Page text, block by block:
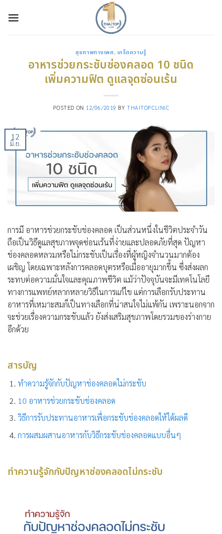
สุขภาพทางเพศ, เกร็ดความรู้
อาหารช่วยกระชับช่องคลอด 10 ชนิด
เพิ่มความฟิต ดูแลจุดซ่อนเร้น
POSTED ON 12/06/2019 BYTHAITOPCLINIC
12
มิ.ย.
การมี อาหารช่วยกระชับช่องคลอด เป็นส่วนหนึ่งในชีวิตประจำวัน
ถือเป็นวิธีดูแลสุขภาพจุดซ่อนเร้นที่ง่ายและปลอดภัยที่สุด ปัญหา
ช่องคลอดหลวมหรือไม่กระชับเป็นเรื่องที่ผู้หญิงจำนวนมากต้อง
เผชิญ โดยเฉพาะหลังการคลอดบุตรหรือเมื่ออายุมากขึ้น ซึ่งส่งผลก
ระทบต่อความมั่นใจและคุณภาพชีวิต แม้ว่าปัจจุบันจะมีเทคโนโลยี
ทางการแพทย์หลากหลายวิธีในการแก้ไข แต่การเลือกรับประทาน
อาหารที่เหมาะสมก็เป็นทางเลือกที่น่าสนใจไม่แพ้กัน เพราะนอกจาก
จะช่วยเรื่องความกระชับแล้ว ยังส่งเสริมสุขภาพโดยรวมของร่างกาย
อีกด้วย
สารบัญ
ทำความรู้จักกับปัญหาช่องคลอดไม่กระชับ
10 อาหารช่วยกระชับช่องคลอด
วิธีการรับประทานอาหารเพื่อกระชับช่องคลอดให้ได้ผลดี
การผสมผสานอาหารกับวิธีกระชับช่องคลอดแบบอื่นๆ
ทำความรู้จักกับปัญหาช่องคลอดไม่กระชับ